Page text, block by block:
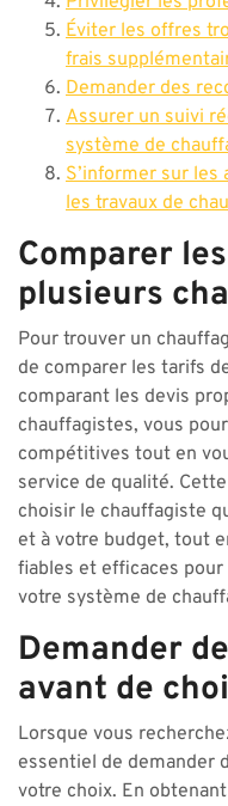
Éviter les offres
frais
Demander des
Assurer un suivi
système de
S’informer sur
les travaux de
Comparer
plusieurs
Pour trouver un
de comparer les tarifs
comparant les devis
chauffagistes, vous
compétitives tout en
service de qualité.
choisir le chauffagiste
et à votre budget, tout
fiables et efficaces pour
votre système de
Demander
avant de
Lorsque vous
essentiel de demander
votre choix. En